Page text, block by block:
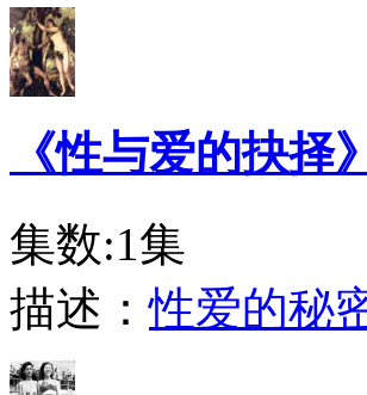
《性与爱的抉择》
集数:1集
描述：性爱的秘